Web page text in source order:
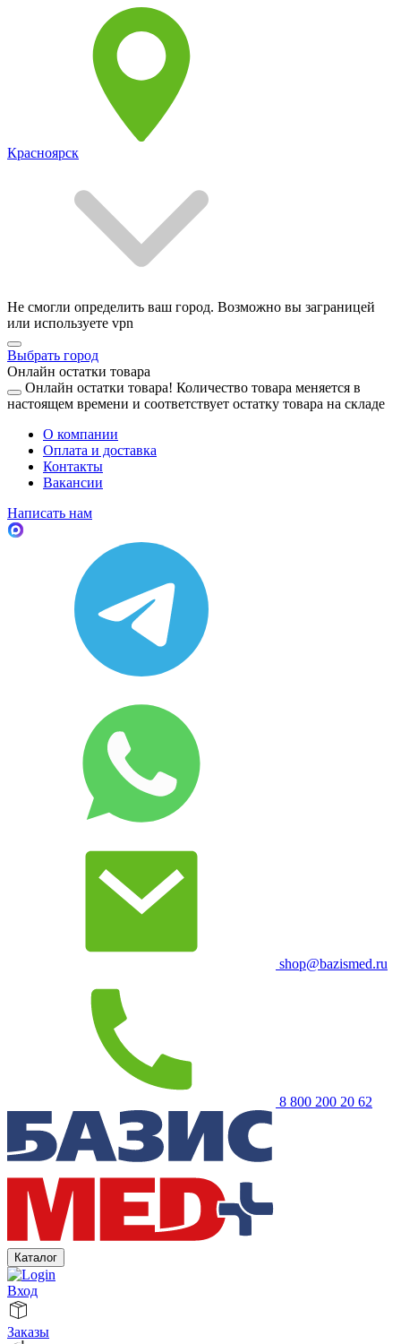
Красноярск
Не смогли определить ваш город. Возможно вы заграницей
или используете vpn
Выбрать город
Онлайн остатки товара
Онлайн остатки товара! Количество товара меняется в
настоящем времени и соответствует остатку товара на складе
О компании
Оплата и доставка
Контакты
Вакансии
Написать нам
shop@bazismed.ru
8 800 200 20 62
Каталог
Вход
Заказы